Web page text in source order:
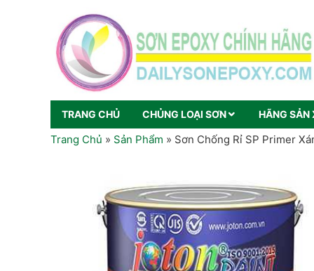
TRANG CHỦ CHỦNG LOẠI SƠN HÃNG SẢN
Trang Chủ » Sản Phẩm » Sơn Chống Rỉ SP Primer